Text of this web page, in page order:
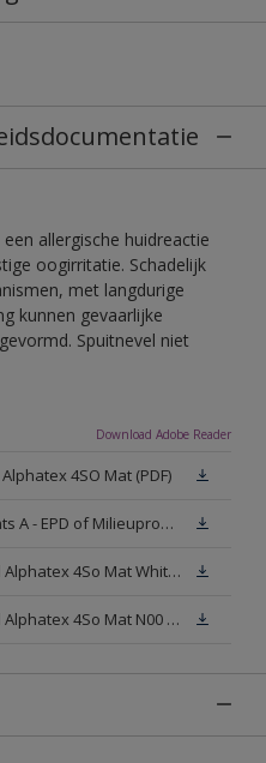
allergische huidreactie
oogirritatie. Schadelijk
met langdurige
kunnen gevaarlijke
Spuitnevel niet
Download Adobe Reader
4SO Mat (PDF)
Sikkens Exterior Wall Paints A - EPD of Milieuproductverklaring
Veiligheidsinformatieblad Alphatex 4So Mat White W05 (MSDS)
Veiligheidsinformatieblad Alphatex 4So Mat N00 (MSDS)